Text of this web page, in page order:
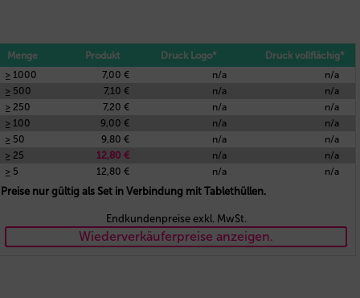
Menge Produkt Druck Logo*
Druck vollflächig*
≥ 1000
7,00 € n/a
n/a
≥ 500
7,10 € n/a
n/a
≥ 250
7,20 € n/a
n/a
≥ 100
9,00 € n/a
n/a
≥ 50
9,80 € n/a
n/a
≥ 25
12,80 € n/a
n/a
≥ 5
12,80 € n/a n/a
Preise nur gültig als Set in Verbindung mit Tablethüllen.
Endkundenpreise exkl. MwSt.
Wiederverkäuferpreise anzeigen.